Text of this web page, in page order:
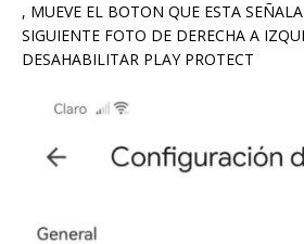
, MUEVE EL BOTON QUE ESTA
SIGUIENTE FOTO DE DERECHA A
DESAHABILITAR PLAY PROTECT